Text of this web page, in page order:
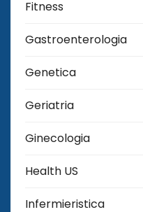
Fitness
Gastroenterologia
Genetica
Geriatria
Ginecologia
Health US
Infermieristica